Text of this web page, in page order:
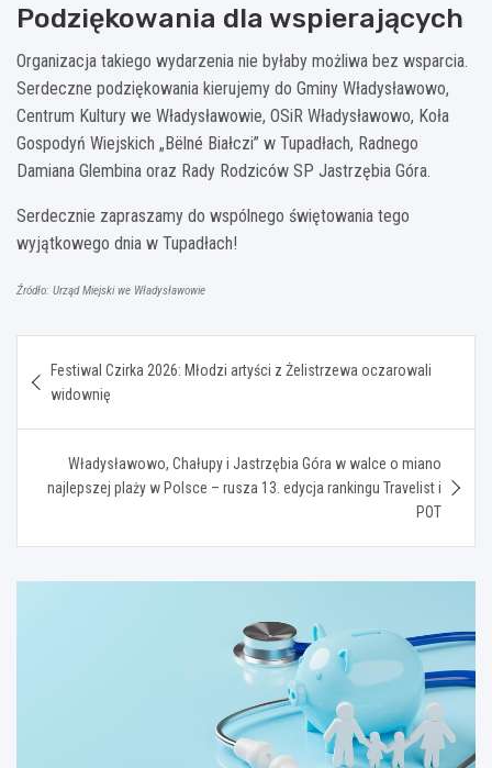
Podziękowania dla wspierających
Organizacja takiego wydarzenia nie byłaby możliwa bez wsparcia.
Serdeczne podziękowania kierujemy do Gminy Władysławowo,
Centrum Kultury we Władysławowie, OSiR Władysławowo, Koła
Gospodyń Wiejskich „Bëlné Białczi” w Tupadłach, Radnego
Damiana Glembina oraz Rady Rodziców SP Jastrzębia Góra.
Serdecznie zapraszamy do wspólnego świętowania tego
wyjątkowego dnia w Tupadłach!
Źródło: Urząd Miejski we Władysławowie
wpisu
Festiwal Czirka 2026: Młodzi artyści z Żelistrzewa oczarowali
widownię
Władysławowo, Chałupy i Jastrzębia Góra w walce o miano
najlepszej plaży w Polsce – rusza 13. edycja rankingu Travelist i
POT